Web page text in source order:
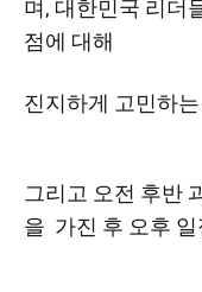
며, 대한민국 리더
점에 대해
진지하게 고민하
그리고 오전 후반
을 가진 후 오후